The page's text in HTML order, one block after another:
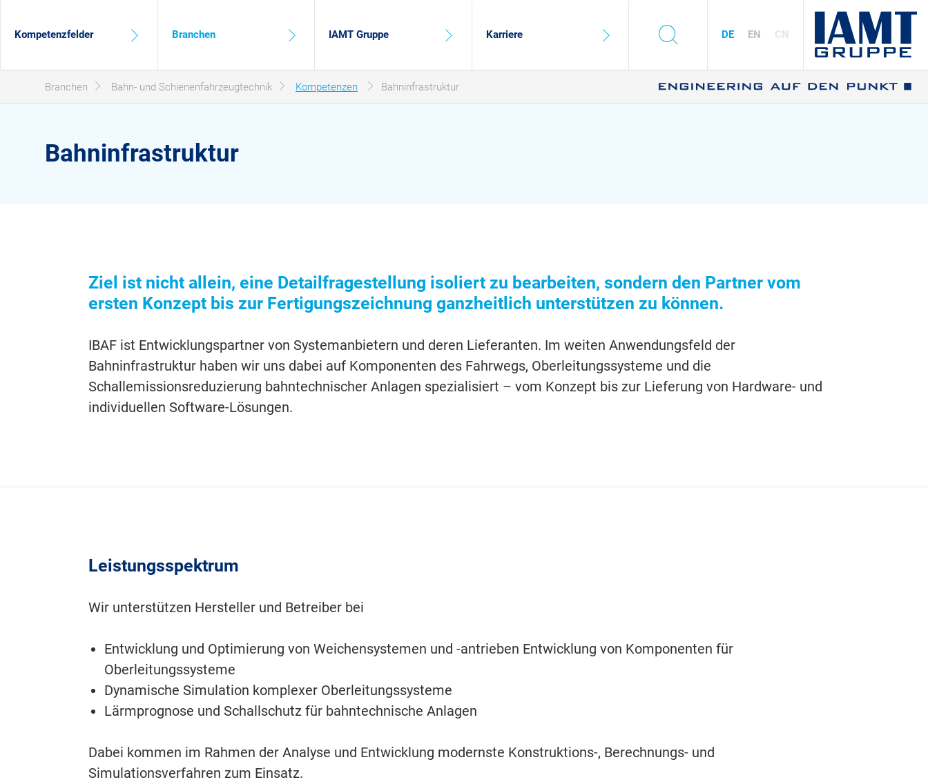
DE EN CN
s
Kompetenzfelder Branchen IAMT Gruppe Karriere
Sie sind hier:
Branchen Bahn- und Schienenfahrzeugtechnik Kompetenzen Bahninfrastruktur
Bahninfrastruktur
Ziel ist nicht allein, eine Detailfragestellung isoliert zu bearbeiten, sondern den Partner vom
ersten Konzept bis zur Fertigungszeichnung ganzheitlich unterstützen zu können.
IBAF ist Entwicklungspartner von Systemanbietern und deren Lieferanten. Im weiten Anwendungsfeld der
Bahninfrastruktur haben wir uns dabei auf Komponenten des Fahrwegs, Oberleitungssysteme und die
Schallemissionsreduzierung bahntechnischer Anlagen spezialisiert – vom Konzept bis zur Lieferung von Hardware- und
individuellen Software-Lösungen.
Leistungsspektrum
Wir unterstützen Hersteller und Betreiber bei
Entwicklung und Optimierung von Weichensystemen und -antrieben Entwicklung von Komponenten für
Oberleitungssysteme
Dynamische Simulation komplexer Oberleitungssysteme
Lärmprognose und Schallschutz für bahntechnische Anlagen
Dabei kommen im Rahmen der Analyse und Entwicklung modernste Konstruktions-, Berechnungs- und
Simulationsverfahren zum Einsatz.